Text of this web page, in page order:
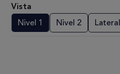
Vista
Nivel 1 Nivel 2 Lateral